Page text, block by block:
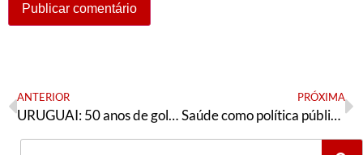
ANTERIOR
URUGUAI: 50 anos de golpe
PRÓXIMA
Saúde como política pública estratégica e de Estado, democrática, classista, anticapitalista e rumo ao socialismo